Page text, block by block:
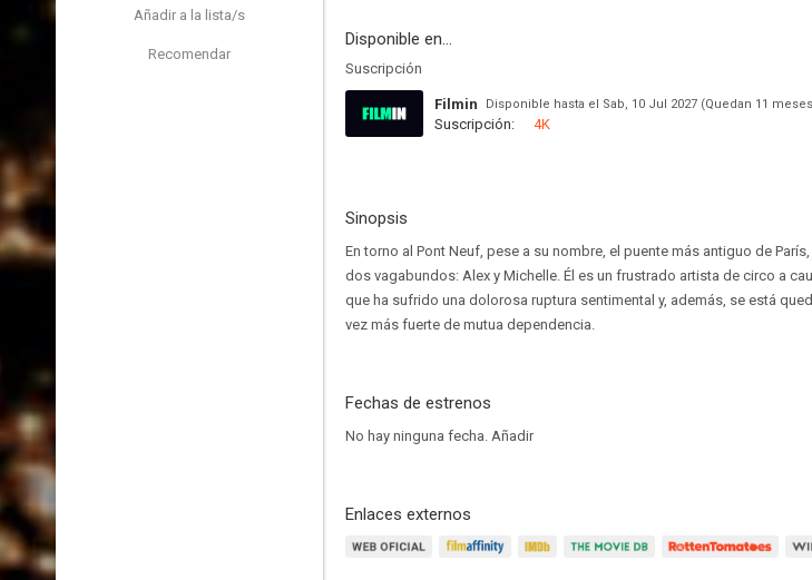
Añadir a la lista/s
Recomendar
Disponible en...
Suscripción
Filmin Disponible hasta el Sab, 10 Jul 2027 (Quedan 11
Suscripción: 4K
Sinopsis
En torno al Pont Neuf, pese a su nombre, el puente más antiguo de
dos vagabundos: Alex y Michelle. Él es un frustrado artista de circo a
que ha sufrido una dolorosa ruptura sentimental y, además, se está
vez más fuerte de mutua dependencia.
Fechas de estrenos
No hay ninguna fecha. Añadir
Enlaces externos